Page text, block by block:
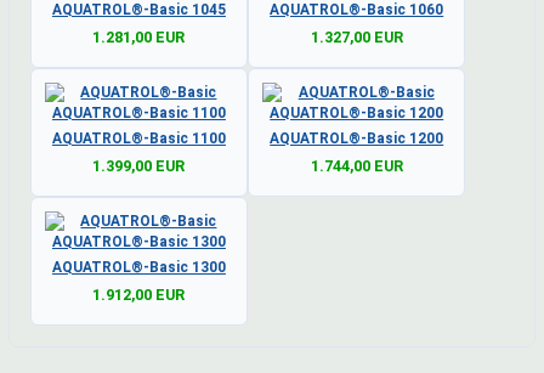
AQUATROL®-Basic 1045
1.281,00 EUR
AQUATROL®-Basic 1060
1.327,00 EUR
AQUATROL®-Basic 1100
1.399,00 EUR
AQUATROL®-Basic 1200
1.744,00 EUR
AQUATROL®-Basic 1300
1.912,00 EUR